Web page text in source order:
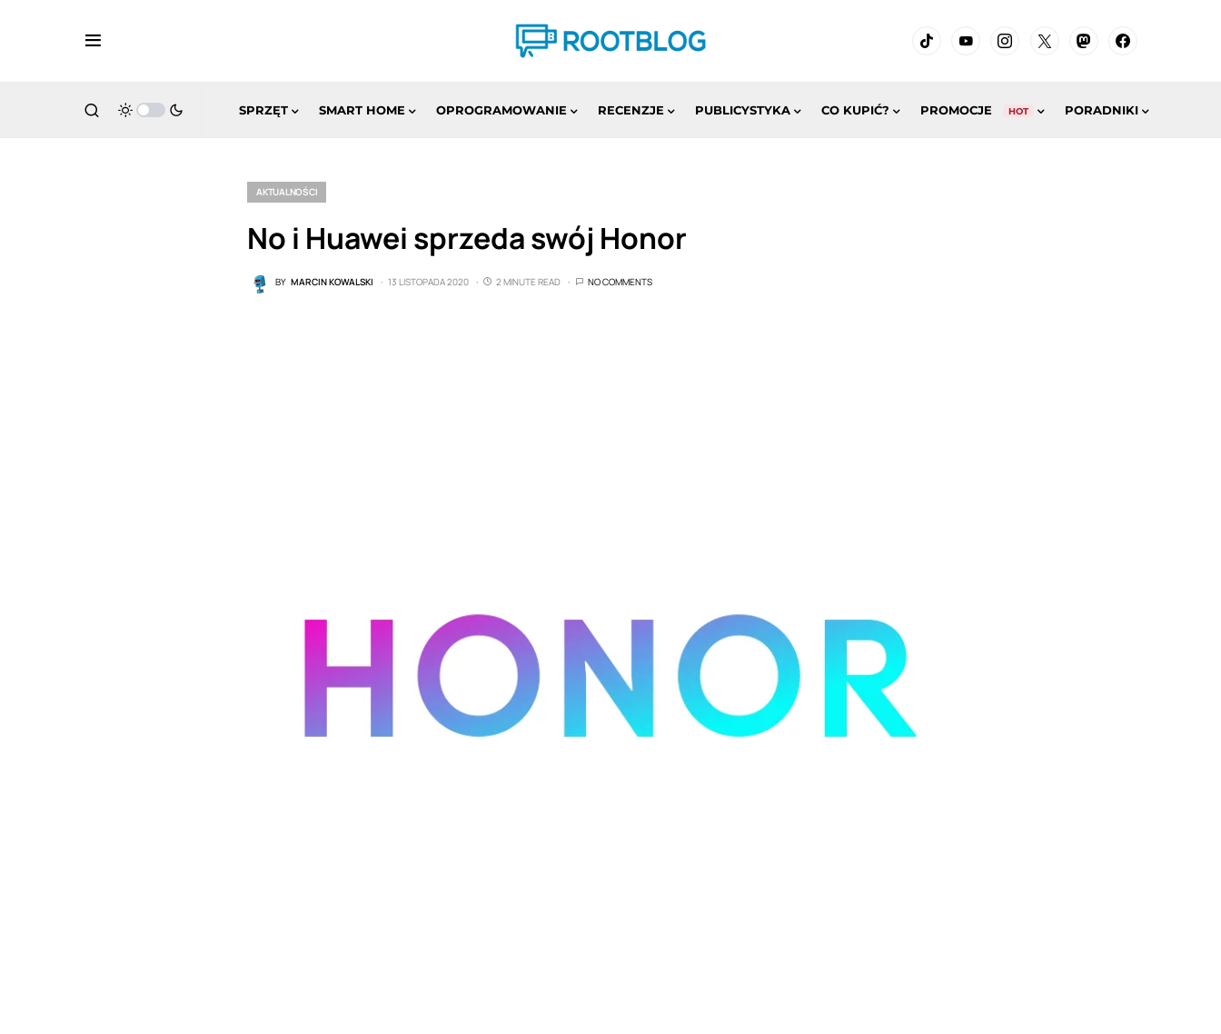
SPRZĘT SMART HOME OPROGRAMOWANIE RECENZJE PUBLICYSTYKA CO KUPIĆ? PROMOCJE HOT PORADNIKI
AKTUALNOŚCI
No i Huawei sprzeda swój Honor
BY MARCIN KOWALSKI 13 LISTOPADA 2020 2 MINUTE READ NO COMMENTS